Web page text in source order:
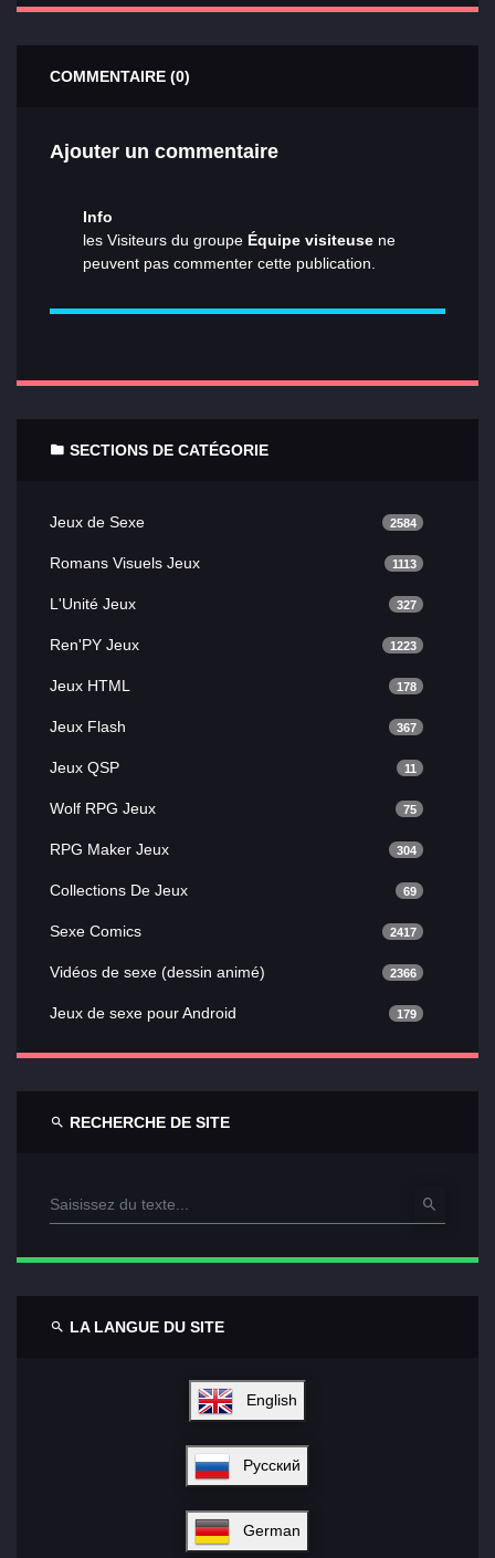
COMMENTAIRE (0)
Ajouter un commentaire
Info
les Visiteurs du groupe Équipe visiteuse ne
peuvent pas commenter cette publication.
SECTIONS DE CATÉGORIE
Jeux de Sexe 2584
Romans Visuels Jeux 1113
L'Unité Jeux 327
Ren'PY Jeux 1223
Jeux HTML 178
Jeux Flash 367
Jeux QSP 11
Wolf RPG Jeux 75
RPG Maker Jeux 304
Collections De Jeux 69
Sexe Comics 2417
Vidéos de sexe (dessin animé) 2366
Jeux de sexe pour Android 179
RECHERCHE DE SITE
LA LANGUE DU SITE
English
Русский
German